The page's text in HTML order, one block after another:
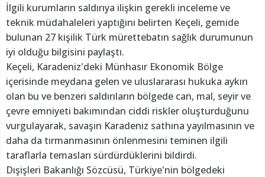
İlgili kurumların saldırıya ilişkin gerekli inceleme ve
teknik müdahaleleri yaptığını belirten Keçeli, gemide
bulunan 27 kişilik Türk mürettebatın sağlık durumunun
iyi olduğu bilgisini paylaştı.
Keçeli, Karadeniz'deki Münhasır Ekonomik Bölge
içerisinde meydana gelen ve uluslararası hukuka aykırı
olan bu ve benzeri saldırıların bölgede can, mal, seyir ve
çevre emniyeti bakımından ciddi riskler oluşturduğunu
vurgulayarak, savaşın Karadeniz sathına yayılmasının ve
daha da tırmanmasının önlenmesini teminen ilgili
taraflarla temasları sürdürdüklerini bildirdi.
Dışişleri Bakanlığı Sözcüsü, Türkiye'nin bölgedeki